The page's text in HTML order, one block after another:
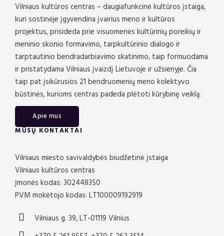
Vilniaus kultūros centras – daugiafunkcinė kultūros įstaiga,
kuri sostinėje įgyvendina įvairius meno ir kultūros
projektus, prisideda prie visuomenės kultūrinių poreikių ir
meninio skonio formavimo, tarpkultūrinio dialogo ir
tarptautinio bendradarbiavimo skatinimo, taip formuodama
ir pristatydama Vilniaus įvaizdį Lietuvoje ir užsienyje. Čia
taip pat įsikūrusios 21 bendruomenių meno kolektyvo
būstinės, kurioms centras padeda plėtoti kūrybinę veiklą.
Apie mus
MŪSŲ KONTAKTAI
Vilniaus miesto savivaldybės biudžetinė įstaiga
Vilniaus kultūros centras
Įmonės kodas: 302448350
PVM mokėtojo kodas: LT100009192919
Vilniaus g. 39, LT-01119 Vilnius